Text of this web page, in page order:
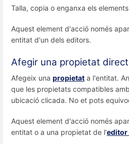
Talla, copia o enganxa els
Aquest element d'acció només
entitat d'un dels editors.
Afegir una propietat
Afegeix una propietat a l'entitat.
que les propietats compatibles
ubicació clicada. No et pots
Aquest element d'acció només
entitat o a una propietat de l'editor